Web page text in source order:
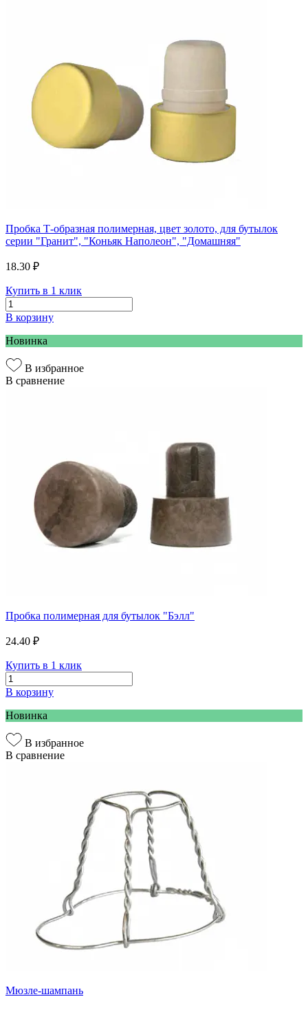
Пробка Т-образная полимерная, цвет золото, для бутылок
серии "Гранит", "Коньяк Наполеон", "Домашняя"
18.30 ₽
Купить в 1 клик
В корзину
Новинка
В избранное
В сравнение
Пробка полимерная для бутылок "Бэлл"
24.40 ₽
Купить в 1 клик
В корзину
Новинка
В избранное
В сравнение
Мюзле-шампань